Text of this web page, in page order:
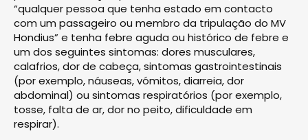
“qualquer pessoa que tenha estado em contacto
com um passageiro ou membro da tripulação do MV
Hondius” e tenha febre aguda ou histórico de febre e
um dos seguintes sintomas: dores musculares,
calafrios, dor de cabeça, sintomas gastrointestinais
(por exemplo, náuseas, vómitos, diarreia, dor
abdominal) ou sintomas respiratórios (por exemplo,
tosse, falta de ar, dor no peito, dificuldade em
respirar).